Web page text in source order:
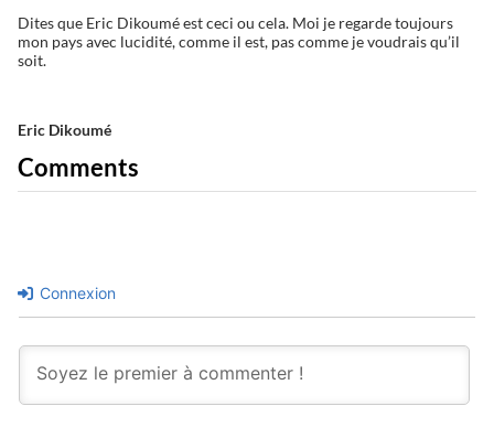
Dites que Eric Dikoumé est ceci ou cela. Moi je regarde toujours
mon pays avec lucidité, comme il est, pas comme je voudrais qu’il
soit.
Eric Dikoumé
Comments
Connexion